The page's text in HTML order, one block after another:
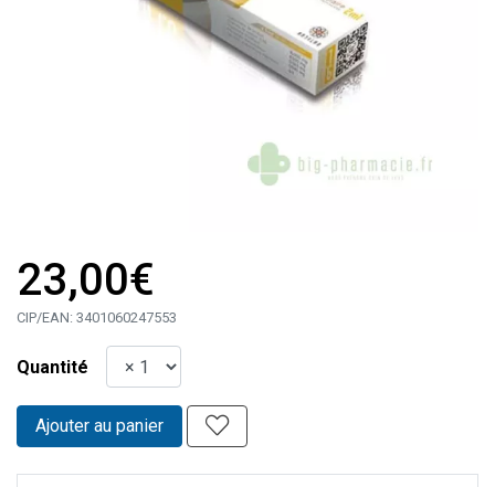
23,00€
CIP/EAN: 3401060247553
Quantité
Ajouter au panier